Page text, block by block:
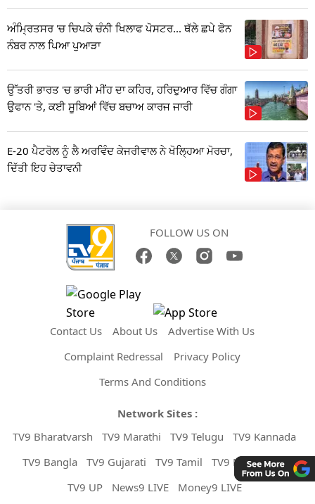
ਅੰਮ੍ਰਿਤਸਰ 'ਚ ਚਿਪਕੇ ਚੰਨੀ ਖਿਲਾਫ ਪੋਸਟਰ... ਥੱਲੇ ਛਪੇ ਫੋਨ
ਨੰਬਰ ਨਾਲ ਪਿਆ ਪੁਆੜਾ
ਉੱਤਰੀ ਭਾਰਤ 'ਚ ਭਾਰੀ ਮੀਂਹ ਦਾ ਕਹਿਰ, ਹਰਿਦੁਆਰ ਵਿੱਚ ਗੰਗਾ
ਉਫਾਨ 'ਤੇ, ਕਈ ਸੂਬਿਆਂ ਵਿੱਚ ਬਚਾਅ ਕਾਰਜ ਜਾਰੀ
E-20 ਪੈਟਰੋਲ ਨੂੰ ਲੈ ਅਰਵਿੰਦ ਕੇਜਰੀਵਾਲ ਨੇ ਖੋਲ੍ਹਿਆ ਮੋਰਚਾ,
ਦਿੱਤੀ ਇਹ ਚੇਤਾਵਨੀ
FOLLOW US ON
Contact Us About Us
Advertise With Us
Complaint Redressal
Privacy Policy
Terms And Conditions
Network Sites :
TV9 Bharatvarsh
TV9 Marathi TV9 Telugu
TV9 Kannada
TV9 Bangla
TV9 Gujarati TV9 Tamil
TV9 Malayalam
TV9 UP
News9 LIVE Money9 LIVE